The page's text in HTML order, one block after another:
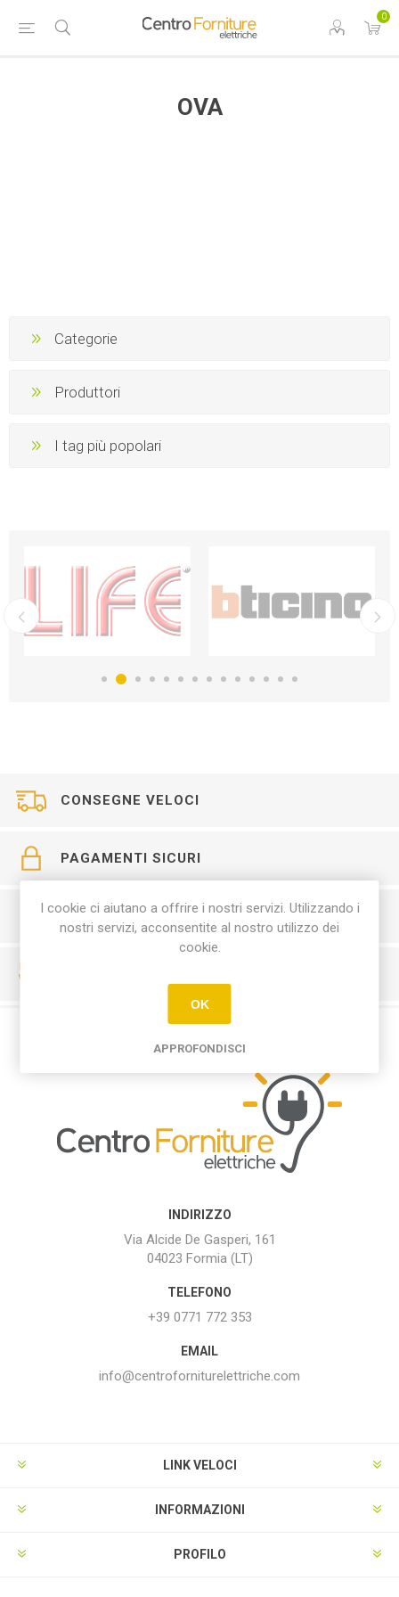
0
OVA
Categorie
Produttori
I tag più popolari
CONSEGNE VELOCI
PAGAMENTI SICURI
SERVIZIO CLIENTI
INDIRIZZO
Via Alcide De Gasperi, 161
04023 Formia (LT)
TELEFONO
+39 0771 772 353
EMAIL
info@centroforniturelettriche.com
LINK VELOCI
INFORMAZIONI
PROFILO
I cookie ci aiutano a offrire i nostri servizi. Utilizzando i
nostri servizi, acconsentite al nostro utilizzo dei
cookie.
OK
APPROFONDISCI